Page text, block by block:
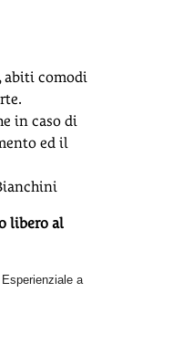
abiti comodi
in caso di
ed il
libero al
a